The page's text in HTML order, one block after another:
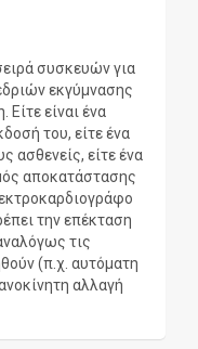
συσκευών για
εκγύμνασης
είναι ένα
του, είτε ένα
ασθενείς, είτε ένα
αποκατάστασης
την επέκταση
τις
(π.χ. αυτόματη
αλλαγή